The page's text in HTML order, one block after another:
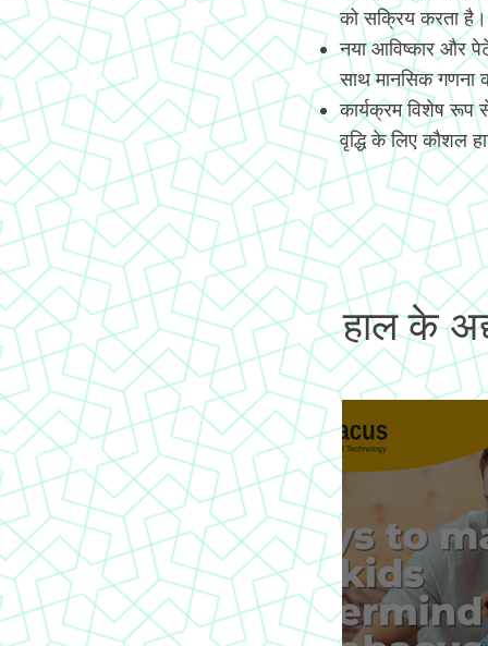
को सक्रिय करता है।
नया आविष्कार और
साथ मानसिक गणना
कार्यक्रम विशेष
वृद्धि के लिए कौशल
हाल के